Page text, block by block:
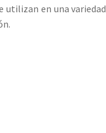
utilizan en una variedad